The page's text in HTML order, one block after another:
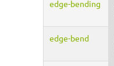
edge-bending
edge-bend